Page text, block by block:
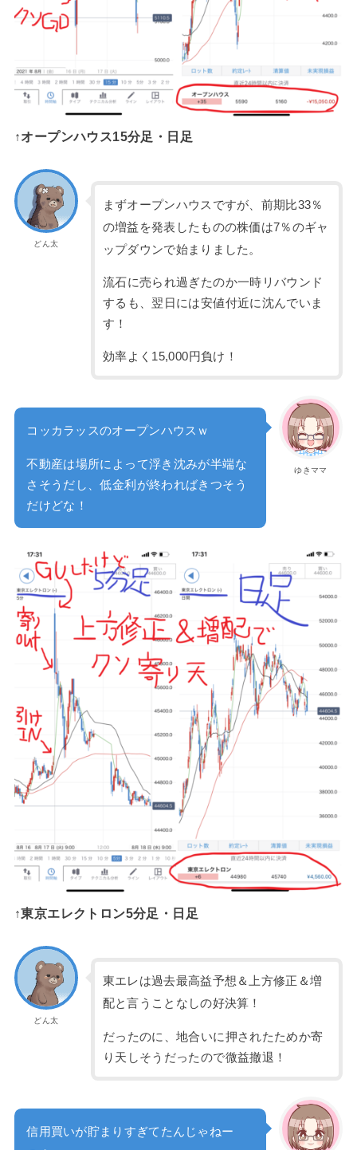
↑オープンハウス15分足・日足
どん太
まずオープンハウスですが、前期比33％
の増益を発表したものの株価は7％のギャ
ップダウンで始まりました。
流石に売られ過ぎたのか一時リバウンド
するも、翌日には安値付近に沈んでいま
す！
効率よく15,000円負け！
ゆきママ
コッカラッスのオープンハウスｗ
不動産は場所によって浮き沈みが半端な
さそうだし、低金利が終わればきつそう
だけどな！
↑東京エレクトロン5分足・日足
どん太
東エレは過去最高益予想＆上方修正＆増
配と言うことなしの好決算！
だったのに、地合いに押されたためか寄
り天しそうだったので微益撤退！
信用買いが貯まりすぎてたんじゃねー